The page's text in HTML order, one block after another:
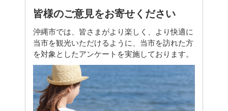
皆様のご意見をお寄せください
沖縄市では、皆さまがより楽しく、より快適に
当市を観光いただけるように、当市を訪れた方
を対象としたアンケートを実施しております。